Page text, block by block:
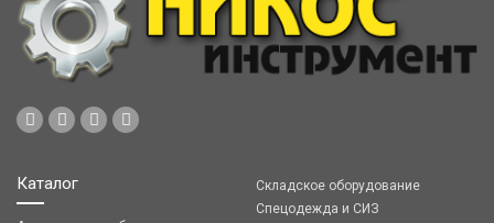
Каталог
Складское оборудование
Спецодежда и СИЗ